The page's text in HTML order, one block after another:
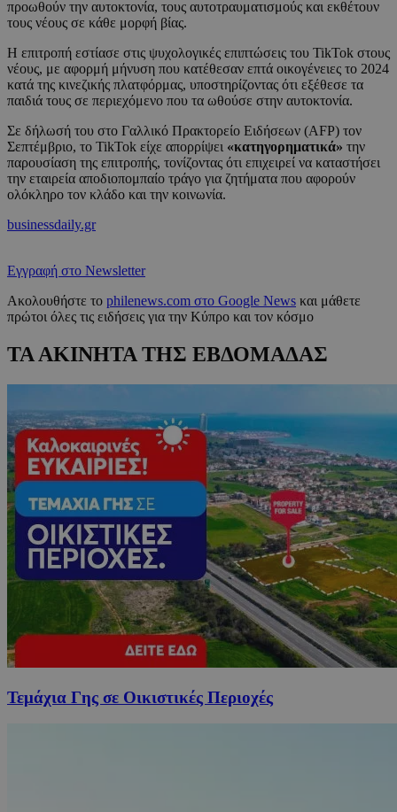
προωθούν την αυτοκτονία, τους αυτοτραυματισμούς και εκθέτουν
τους νέους σε κάθε μορφή βίας.
Η επιτροπή εστίασε στις ψυχολογικές επιπτώσεις του TikTok στους
νέους, με αφορμή μήνυση που κατέθεσαν επτά οικογένειες το 2024
κατά της κινεζικής πλατφόρμας, υποστηρίζοντας ότι εξέθεσε τα
παιδιά τους σε περιεχόμενο που τα ωθούσε στην αυτοκτονία.
Σε δήλωσή του στο Γαλλικό Πρακτορείο Ειδήσεων (AFP) τον
Σεπτέμβριο, το TikTok είχε απορρίψει «κατηγορηματικά» την
παρουσίαση της επιτροπής, τονίζοντας ότι επιχειρεί να καταστήσει
την εταιρεία αποδιοπομπαίο τράγο για ζητήματα που αφορούν
ολόκληρο τον κλάδο και την κοινωνία.
businessdaily.gr
Εγγραφή στο Newsletter
Ακολουθήστε το philenews.com στο Google News και μάθετε
πρώτοι όλες τις ειδήσεις για την Κύπρο και τον κόσμο
ΤΑ ΑΚΙΝΗΤΑ ΤΗΣ ΕΒΔΟΜΑΔΑΣ
Τεμάχια Γης σε Οικιστικές Περιοχές